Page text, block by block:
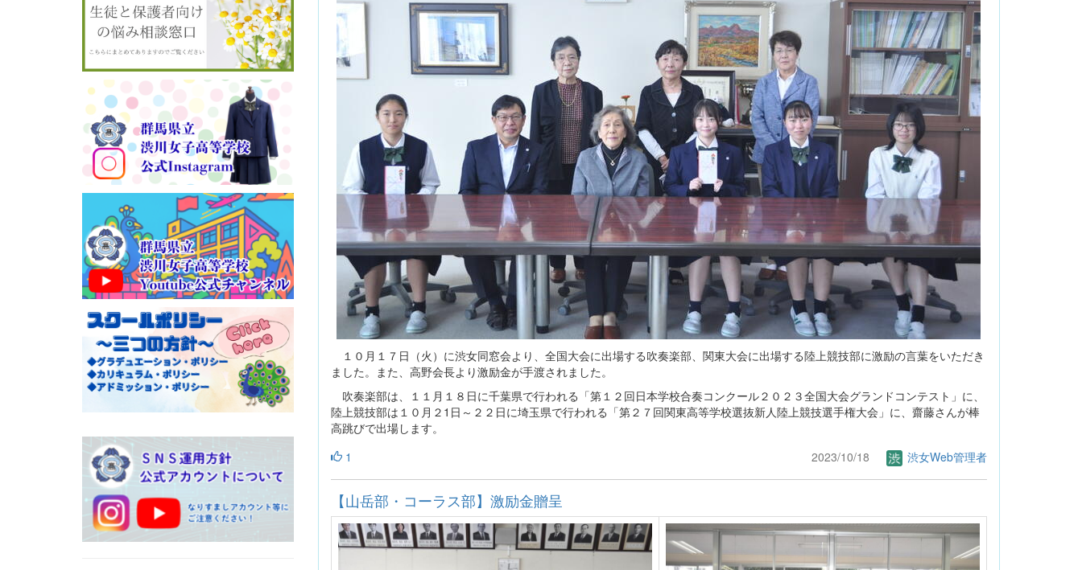
１０月１７日（火）に渋女同窓会より、全国大会に出場する吹奏楽部、関東大会に出場する陸上競技部に激励の言葉をいただき
ました。また、高野会長より激励金が手渡されました。
吹奏楽部は、１１月１８日に千葉県で行われる「第１２回日本学校合奏コンクール２０２３全国大会グランドコンテスト」に、
陸上競技部は１０月２1日～２２日に埼玉県で行われる「第２７回関東高等学校選抜新人陸上競技選手権大会」に、齋藤さんが棒
高跳びで出場します。
1
2023/10/18 渋女Web管理者
【山岳部・コーラス部】激励金贈呈